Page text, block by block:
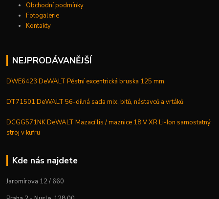
Obchodní podmínky
Fotogalerie
Kontakty
NEJPRODÁVANĚJŠÍ
DWE6423 DeWALT Pěstní excentrická bruska 125 mm
DT71501 DeWALT 56-dílná sada mix, bitů, nástavců a vrtáků
DCGG571NK DeWALT Mazací lis / maznice 18 V XR Li-Ion samostatný
stroj v kufru
Kde nás najdete
Jaromírova 12 / 660